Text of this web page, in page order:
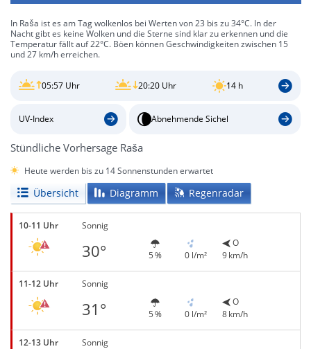
In Raša ist es am Tag wolkenlos bei Werten von 23 bis zu 34°C. In der
Nacht gibt es keine Wolken und die Sterne sind klar zu erkennen und die
Temperatur fällt auf 22°C. Böen können Geschwindigkeiten zwischen 15
und 27 km/h erreichen.
05:57 Uhr 20:20 Uhr 14 h
UV-Index Abnehmende Sichel
Stündliche Vorhersage Raša
Heute werden bis zu 14 Sonnenstunden erwartet
Übersicht Diagramm Regenradar
10-11 Uhr Sonnig
30° 5 % 0 l/m²
O
9 km/h
11-12 Uhr Sonnig
31° 5 % 0 l/m²
O
8 km/h
12-13 Uhr Sonnig